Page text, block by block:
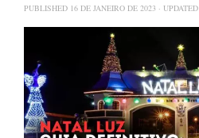
PUBLISHED 16 DE JANEIRO DE 2023 · UPDATED